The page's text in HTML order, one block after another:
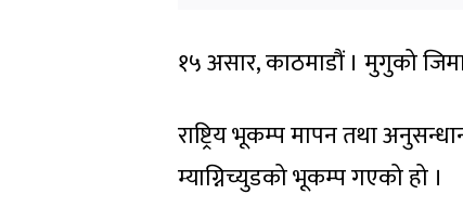
१५ असार, काठमाडौं । मुगुको
राष्ट्रिय भूकम्प मापन तथा
म्याग्निच्युडको भूकम्प गएको हो ।